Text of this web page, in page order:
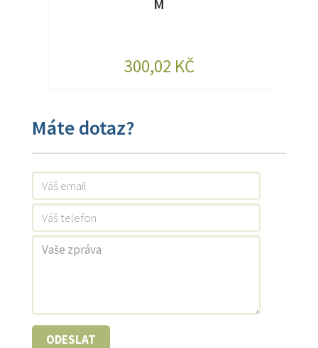
M
300,02 KČ
Máte dotaz?
ODESLAT